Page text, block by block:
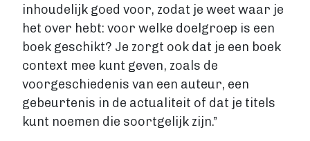
inhoudelijk goed voor, zodat je weet waar je
het over hebt: voor welke doelgroep is een
boek geschikt? Je zorgt ook dat je een boek
context mee kunt geven, zoals de
voorgeschiedenis van een auteur, een
gebeurtenis in de actualiteit of dat je titels
kunt noemen die soortgelijk zijn.”